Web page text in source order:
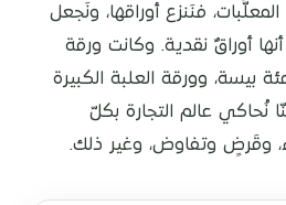
فنَنزع أوراقها، ونَجعل
أوراقٌ نقدية. وكانت ورقة
بيسة، وورقة العلبة الكبيرة
نُحاكي عالم التجارة بكلّ
وقَرضٍ وتفاوض، وغير ذلك.